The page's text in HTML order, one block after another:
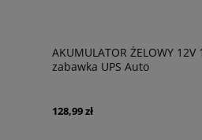
AKUMULATOR ŻELOWY
zabawka UPS Auto
128,99 zł